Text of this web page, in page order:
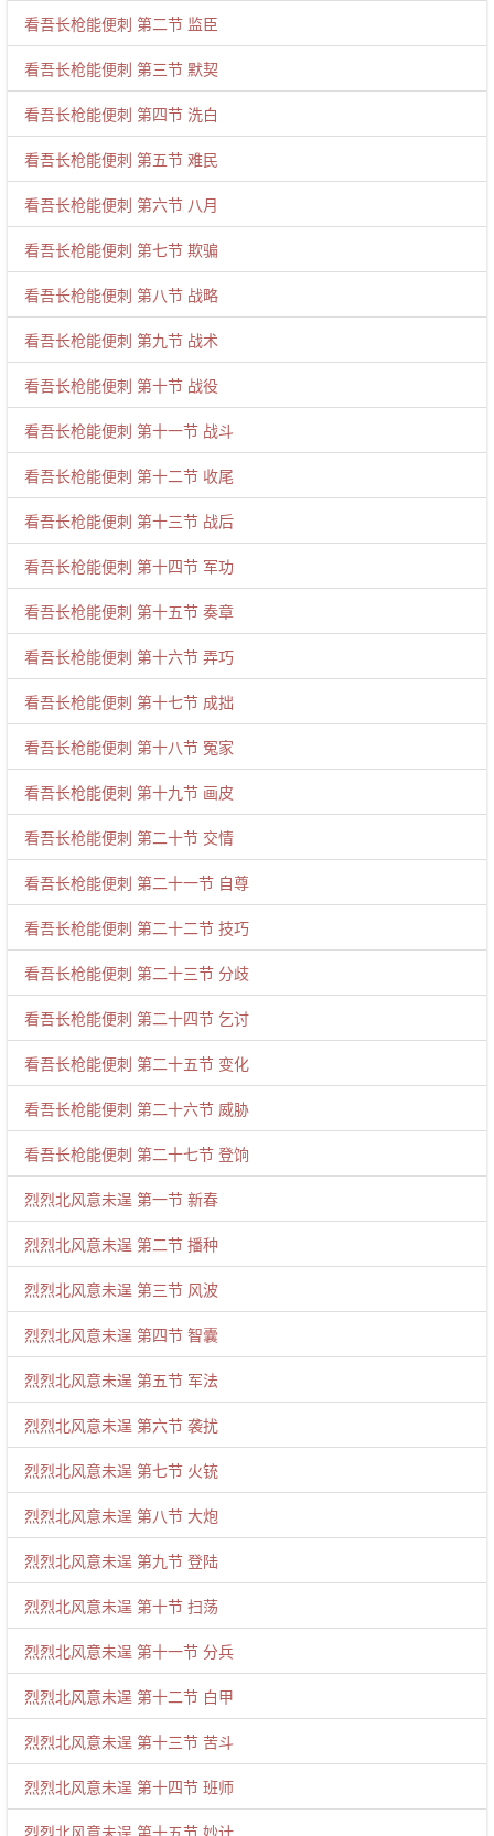
看吾长枪能便刺 第二节 监臣
看吾长枪能便刺 第三节 默契
看吾长枪能便刺 第四节 洗白
看吾长枪能便刺 第五节 难民
看吾长枪能便刺 第六节 八月
看吾长枪能便刺 第七节 欺骗
看吾长枪能便刺 第八节 战略
看吾长枪能便刺 第九节 战术
看吾长枪能便刺 第十节 战役
看吾长枪能便刺 第十一节 战斗
看吾长枪能便刺 第十二节 收尾
看吾长枪能便刺 第十三节 战后
看吾长枪能便刺 第十四节 军功
看吾长枪能便刺 第十五节 奏章
看吾长枪能便刺 第十六节 弄巧
看吾长枪能便刺 第十七节 成拙
看吾长枪能便刺 第十八节 冤家
看吾长枪能便刺 第十九节 画皮
看吾长枪能便刺 第二十节 交情
看吾长枪能便刺 第二十一节 自尊
看吾长枪能便刺 第二十二节 技巧
看吾长枪能便刺 第二十三节 分歧
看吾长枪能便刺 第二十四节 乞讨
看吾长枪能便刺 第二十五节 变化
看吾长枪能便刺 第二十六节 威胁
看吾长枪能便刺 第二十七节 登饷
烈烈北风意未逞 第一节 新春
烈烈北风意未逞 第二节 播种
烈烈北风意未逞 第三节 风波
烈烈北风意未逞 第四节 智囊
烈烈北风意未逞 第五节 军法
烈烈北风意未逞 第六节 袭扰
烈烈北风意未逞 第七节 火铳
烈烈北风意未逞 第八节 大炮
烈烈北风意未逞 第九节 登陆
烈烈北风意未逞 第十节 扫荡
烈烈北风意未逞 第十一节 分兵
烈烈北风意未逞 第十二节 白甲
烈烈北风意未逞 第十三节 苦斗
烈烈北风意未逞 第十四节 班师
烈烈北风意未逞 第十五节 妙计